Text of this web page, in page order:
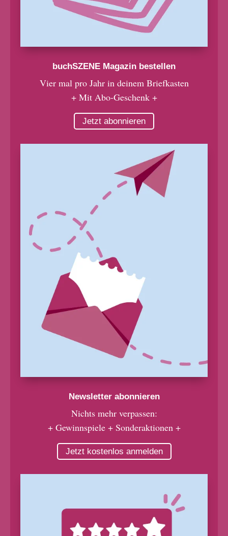
buchSZENE Magazin bestellen
Vier mal pro Jahr in deinem Briefkasten
+ Mit Abo-Geschenk +
Jetzt abonnieren
Newsletter abonnieren
Nichts mehr verpassen:
+ Gewinnspiele + Sonderaktionen +
Jetzt kostenlos anmelden